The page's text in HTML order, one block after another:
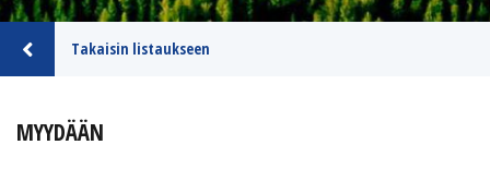
Takaisin listaukseen
MYYDÄÄN